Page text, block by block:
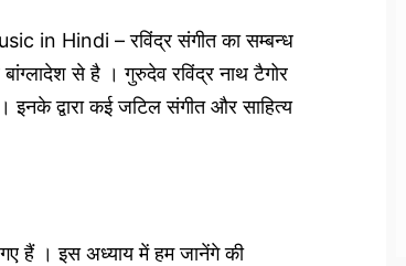
in Hindi – रविंद्र संगीत का सम्बन्ध
से है । गुरुदेव रविंद्र नाथ टैगोर
द्वारा कई जटिल संगीत और साहित्य
गए हैं । इस अध्याय में हम जानेंगे की